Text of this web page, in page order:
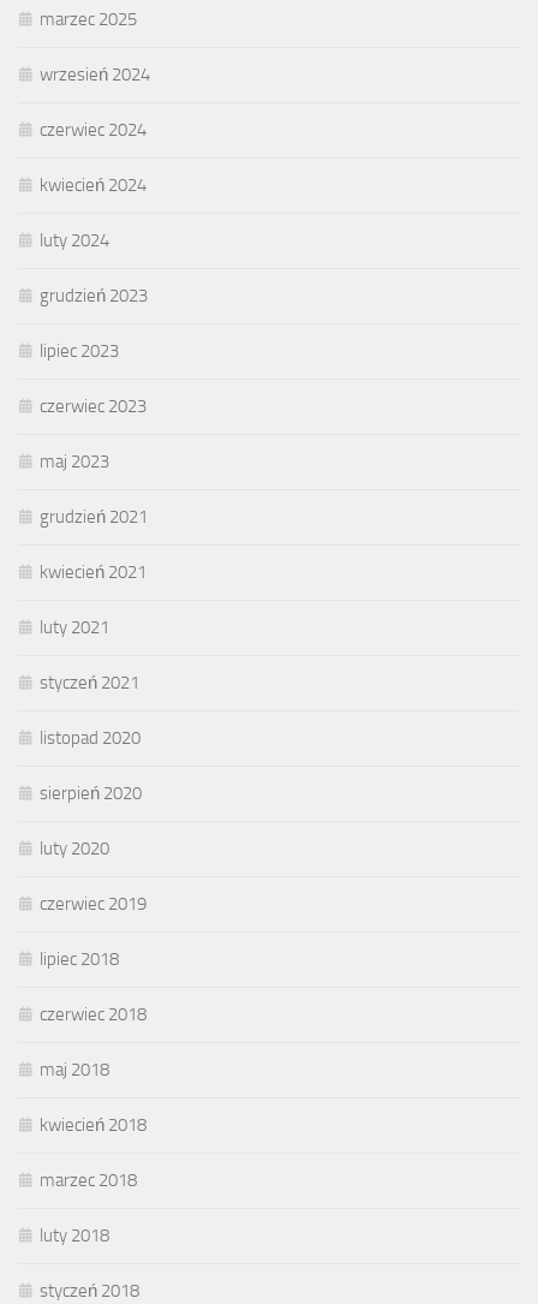
marzec 2025
wrzesień 2024
czerwiec 2024
kwiecień 2024
luty 2024
grudzień 2023
lipiec 2023
czerwiec 2023
maj 2023
grudzień 2021
kwiecień 2021
luty 2021
styczeń 2021
listopad 2020
sierpień 2020
luty 2020
czerwiec 2019
lipiec 2018
czerwiec 2018
maj 2018
kwiecień 2018
marzec 2018
luty 2018
styczeń 2018